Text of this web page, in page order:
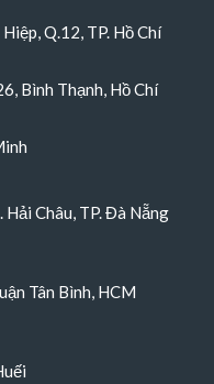
Q.12, TP. Hồ Chí
Bình Thạnh, Hồ Chí
Hải Châu, TP. Đà Nẵng
Tân Bình, HCM